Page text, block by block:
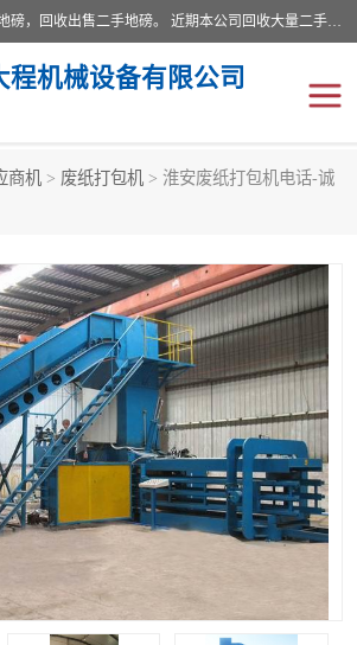
本公司常年出售回收二手地磅，回收出售二手地磅。 近期本公司回收大量二手地磅，型号齐全，宽度从2米到3.5米，长度5米到25米，承重吨位从10到200吨，成色7—9成新。 ? 使用年限6个月至2年，产品来源于个人闲置品，工矿企业停用品，因小换大而来。 精准度和新的一样， 二手地磅是内行人的选择，打个电话就省钱朋友您好等什么
程机械设备有限公司
商机 > 废纸打包机 > 淮安废纸打包机电话-诚
废纸打包机
食品烘干机
输送机
全自动输送机
食品螺旋塔
金属撕碎机